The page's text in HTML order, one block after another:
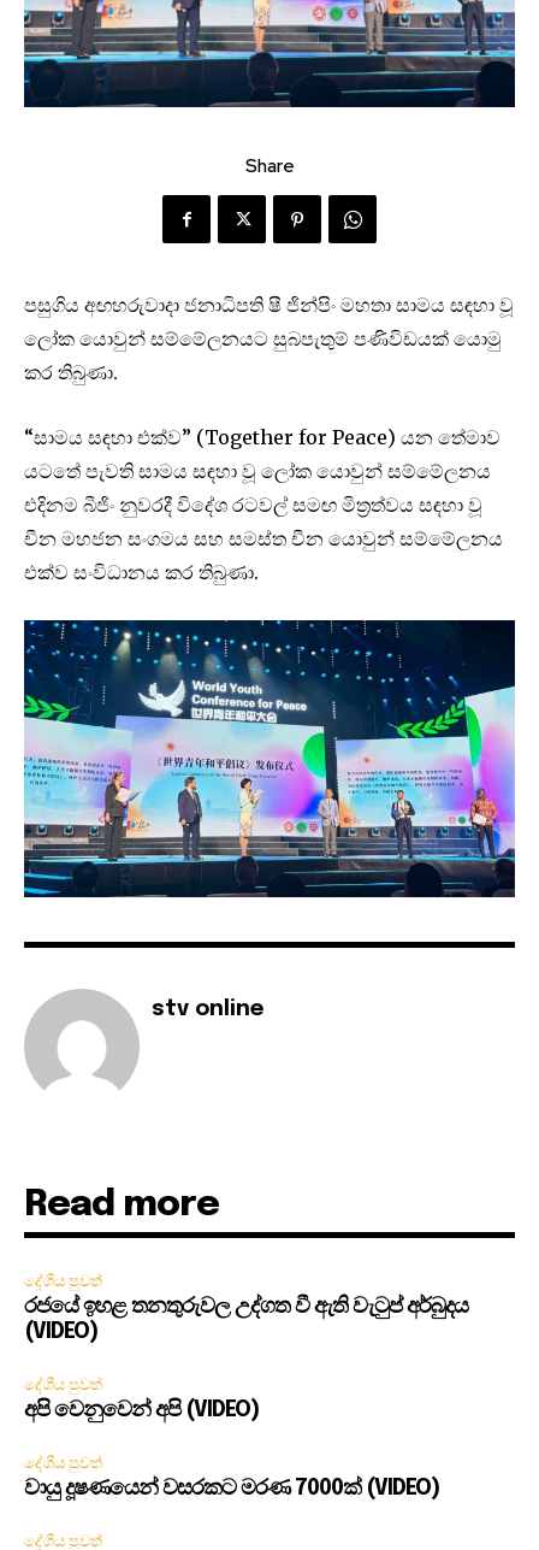
Share
පසුගිය අඟහරුවාදා ජනාධිපති ෂී ජින්පිං මහතා සාමය සඳහා වූ
ලෝක යොවුන් සම්මේලනයට සුබපැතුම් පණිවිඩයක් යොමු
කර තිබුණා.
“සාමය සඳහා එක්ව” (Together for Peace) යන තේමාව
යටතේ පැවති සාමය සඳහා වූ ලෝක යොවුන් සම්මේලනය
එදිනම බීජිං නුවරදී විදේශ රටවල් සමඟ මිත්‍රත්වය සඳහා වූ
චීන මහජන සංගමය සහ සමස්ත චීන යොවුන් සම්මේලනය
එක්ව සංවිධානය කර තිබුණා.
stv online
Read more
දේශීය පුවත්
රජයේ ඉහළ තනතුරුවල උද්ගත වී ඇති වැටුප් අර්බුදය
(VIDEO)
දේශීය පුවත්
අපි වෙනුවෙන් අපි (VIDEO)
දේශීය පුවත්
වායු දූෂණයෙන් වසරකට මරණ 7000ක් (VIDEO)
දේශීය පුවත්